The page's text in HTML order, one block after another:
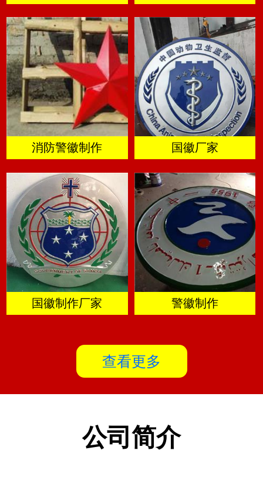
消防警徽制作 国徽厂家
国徽制作厂家 警徽制作
查看更多
公司简介